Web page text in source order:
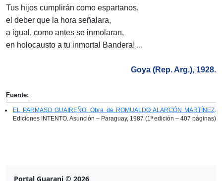
Tus hijos cumplirán como espartanos,
el deber que la hora señalara,
a igual, como antes se inmolaran,
en holocausto a tu inmortal Bandera! ...
Goya (Rep. Arg.), 1928.
Fuente:
EL PARMASO GUAIREÑO. Obra de ROMUALDO ALARCÓN MARTÍNEZ.
Ediciones INTENTO. Asunción – Paraguay, 1987 (1ª edición – 407 páginas)
Portal Guarani © 2026